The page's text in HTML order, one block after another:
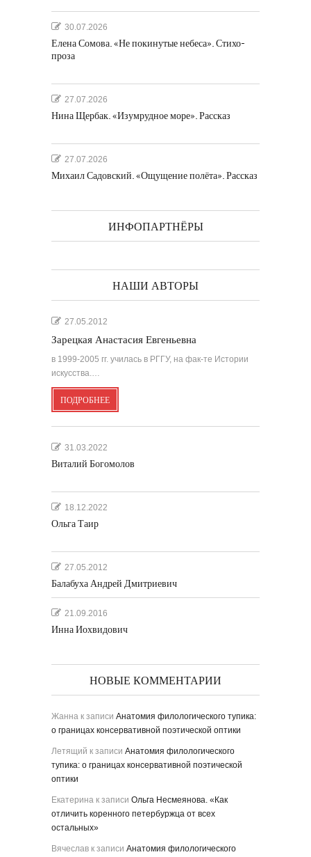
30.07.2026
Елена Сомова. «Не покинутые небеса». Стихо-
проза
27.07.2026
Нина Щербак. «Изумрудное море». Рассказ
27.07.2026
Михаил Садовский. «Ощущение полёта». Рассказ
ИНФОПАРТНЁРЫ
НАШИ АВТОРЫ
27.05.2012
Зарецкая Анастасия Евгеньевна
в 1999-2005 гг. училась в РГГУ, на фак-те Истории
искусства.…
ПОДРОБНЕЕ
31.03.2022
Виталий Богомолов
18.12.2022
Ольга Таир
27.05.2012
Балабуха Андрей Дмитриевич
21.09.2016
Инна Иохвидович
НОВЫЕ КОММЕНТАРИИ
Жанна к записи Анатомия филологического тупика:
о границах консервативной поэтической оптики
Летящий к записи Анатомия филологического
тупика: о границах консервативной поэтической
оптики
Екатерина к записи Ольга Несмеянова. «Как
отличить коренного петербуржца от всех
остальных»
Вячеслав к записи Анатомия филологического